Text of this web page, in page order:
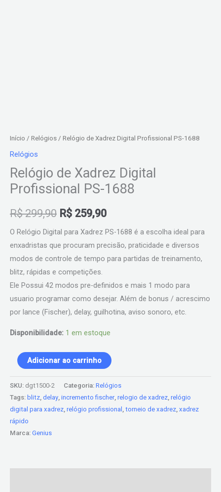
Início / Relógios / Relógio de Xadrez Digital Profissional PS-1688
Relógios
Relógio de Xadrez Digital
Profissional PS-1688
R$299,90 R$ 259,90
O Relógio Digital para Xadrez PS-1688 é a escolha ideal para
enxadristas que procuram precisão, praticidade e diversos
modos de controle de tempo para partidas de treinamento,
blitz, rápidas e competições.
Ele Possui 42 modos pre-definidos e mais 1 modo para
usuario programar como desejar. Além de bonus / acrescimo
por lance (Fischer), delay, guilhotina, aviso sonoro, etc.
Disponibilidade: 1 em estoque
Adicionar ao carrinho
SKU: dgt1500-2 Categoria: Relógios
Tags: blitz, delay, incremento fischer, relogio de xadrez, relógio
digital para xadrez, relógio profissional , torneio de xadrez, xadrez
rápido
Marca: Genius